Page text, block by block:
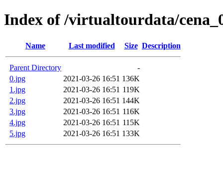
Index of /virtualtourdata/
Name Last modified Size Description
Parent Directory
-
0.jpg
2021-03-26 16:51 136K
1.jpg
2021-03-26 16:51 119K
2.jpg
2021-03-26 16:51 144K
3.jpg
2021-03-26 16:51 116K
4.jpg
2021-03-26 16:51 115K
5.jpg
2021-03-26 16:51 133K